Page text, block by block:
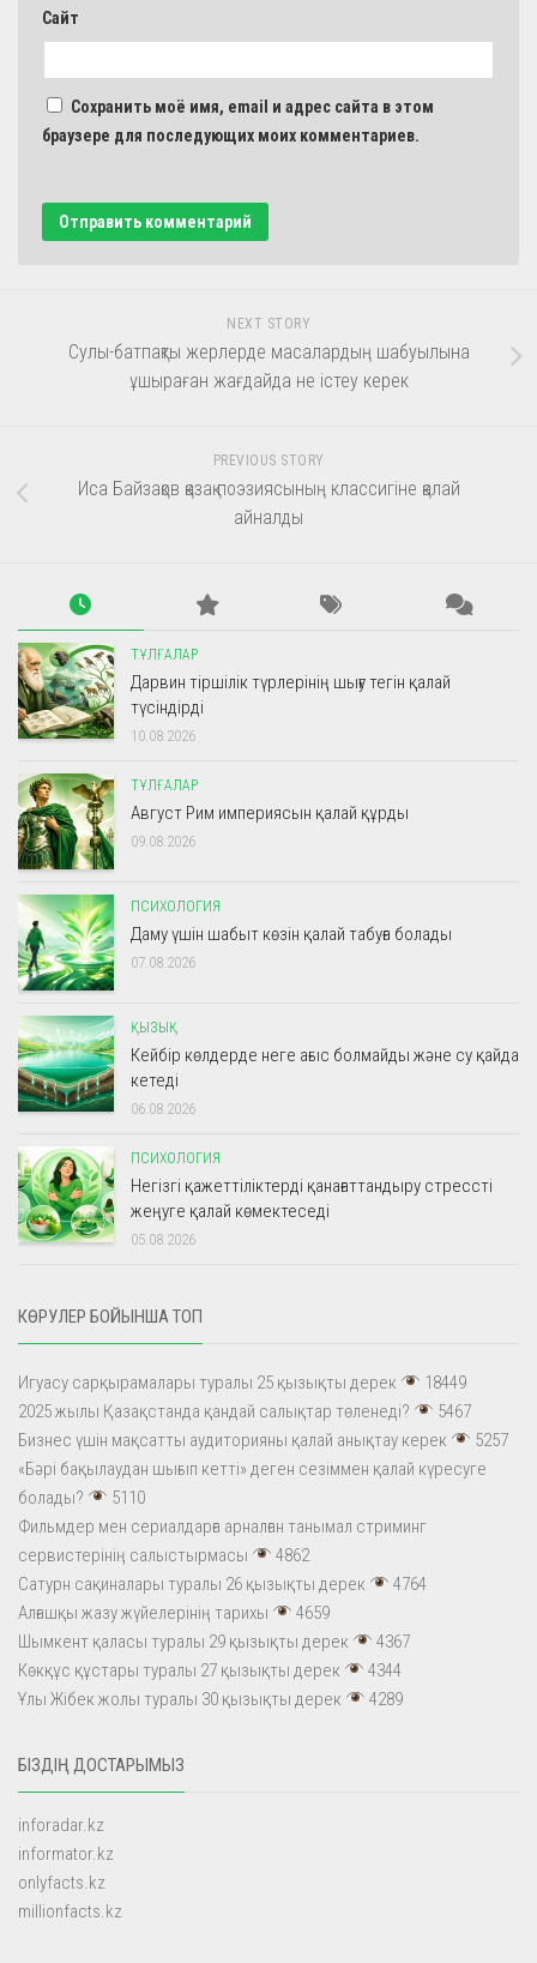
Сайт
Сохранить моё имя, email и адрес сайта в этом
браузере для последующих моих комментариев.
NEXT STORY
Сулы-батпақты жерлерде масалардың шабуылына
ұшыраған жағдайда не істеу керек
PREVIOUS STORY
Иса Байзақов қазақ поэзиясының классигіне қалай
айналды
ТҰЛҒАЛАР
Дарвин тіршілік түрлерінің шығу тегін қалай
түсіндірді
10.08.2026
ТҰЛҒАЛАР
Август Рим империясын қалай құрды
09.08.2026
ПСИХОЛОГИЯ
Даму үшін шабыт көзін қалай табуға болады
07.08.2026
ҚЫЗЫҚ
Кейбір көлдерде неге ағыс болмайды және су қайда
кетеді
06.08.2026
ПСИХОЛОГИЯ
Негізгі қажеттіліктерді қанағаттандыру стрессті
жеңуге қалай көмектеседі
05.08.2026
КӨРУЛЕР БОЙЫНША ТОП
Игуасу сарқырамалары туралы 25 қызықты дерек
18449
2025 жылы Қазақстанда қандай салықтар төленеді?
5467
Бизнес үшін мақсатты аудиторияны қалай анықтау керек
5257
«Бәрі бақылаудан шығып кетті» деген сезіммен қалай күресуге
болады?
5110
Фильмдер мен сериалдарға арналған танымал стриминг
сервистерінің салыстырмасы
4862
Сатурн сақиналары туралы 26 қызықты дерек
4764
Алғашқы жазу жүйелерінің тарихы
4659
Шымкент қаласы туралы 29 қызықты дерек
4367
Көкқұс құстары туралы 27 қызықты дерек
4344
Ұлы Жібек жолы туралы 30 қызықты дерек
4289
БІЗДІҢ ДОСТАРЫМЫЗ
inforadar.kz
informator.kz
onlyfacts.kz
millionfacts.kz